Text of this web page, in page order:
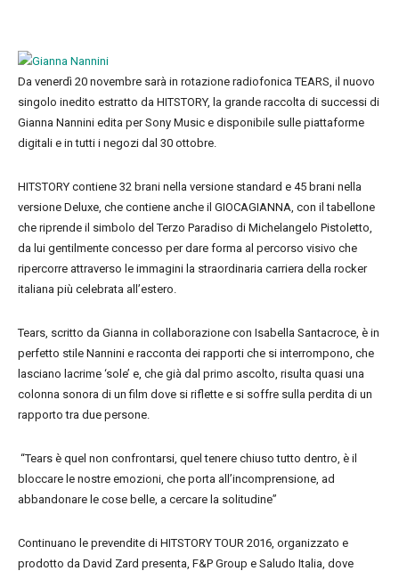
Da venerdì 20 novembre sarà in rotazione radiofonica TEARS, il nuovo
singolo inedito estratto da HITSTORY, la grande raccolta di successi di
Gianna Nannini edita per Sony Music e disponibile sulle piattaforme
digitali e in tutti i negozi dal 30 ottobre.
HITSTORY contiene 32 brani nella versione standard e 45 brani nella
versione Deluxe, che contiene anche il GIOCAGIANNA, con il tabellone
che riprende il simbolo del Terzo Paradiso di Michelangelo Pistoletto,
da lui gentilmente concesso per dare forma al percorso visivo che
ripercorre attraverso le immagini la straordinaria carriera della rocker
italiana più celebrata all’estero.
Tears, scritto da Gianna in collaborazione con Isabella Santacroce, è in
perfetto stile Nannini e racconta dei rapporti che si interrompono, che
lasciano lacrime ‘sole’ e, che già dal primo ascolto, risulta quasi una
colonna sonora di un film dove si riflette e si soffre sulla perdita di un
rapporto tra due persone.
“Tears è quel non confrontarsi, quel tenere chiuso tutto dentro, è il
bloccare le nostre emozioni, che porta all’incomprensione, ad
abbandonare le cose belle, a cercare la solitudine”
Continuano le prevendite di HITSTORY TOUR 2016, organizzato e
prodotto da David Zard presenta, F&P Group e Saludo Italia, dove